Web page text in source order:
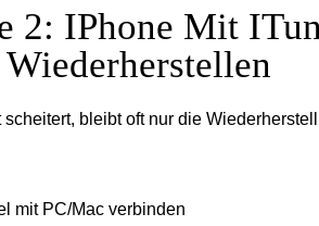
2: IPhone Mit
bleibt oft nur die
mit PC/Mac verbinden